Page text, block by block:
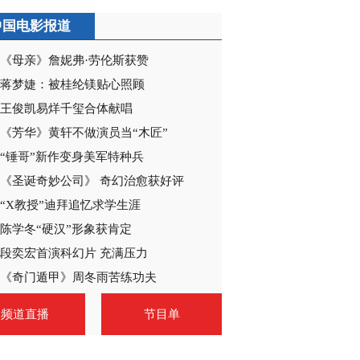
电影报道
《母亲》詹妮弗·劳伦斯获赞
蒋梦婕：被桂纶镁贴心照顾
王俊凯易烊千玺合体献唱
《芳华》黄轩不做演员当“木匠”
“锤哥”新作变身美军特种兵
《圣诞奇妙公司》 奇幻治愈获好评
“X教授”迪拜追忆求学生涯
陈学冬“硬汉”形象获肯定
段奕宏首演科幻片 充满压力
《奇门遁甲》周冬雨苦练功夫
频道直播 节目单